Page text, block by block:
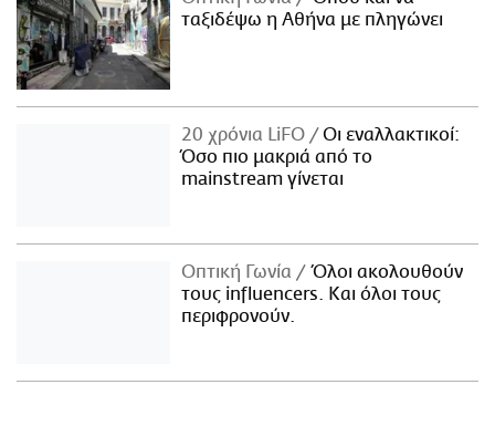
ταξιδέψω η Αθήνα με πληγώνει
20 χρόνια LiFO
Οι εναλλακτικοί:
Όσο πιο μακριά από το
mainstream γίνεται
Οπτική Γωνία
Όλοι ακολουθούν
τους influencers. Και όλοι τους
περιφρονούν.